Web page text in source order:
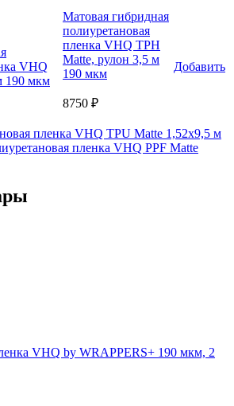
Матовая гибридная
полиуретановая
пленка VHQ TPH
Matte, рулон 3,5 м
190 мкм
8750 ₽
Добавить
пленка VHQ TPU Matte 1,52х9,5 м
пленка VHQ PPF Matte